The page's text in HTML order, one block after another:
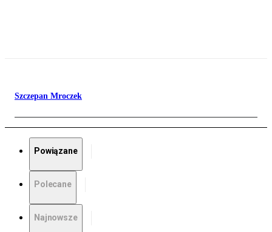
Szczepan Mroczek
Powiązane
Polecane
Najnowsze